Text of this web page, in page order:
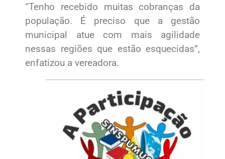
“Tenho recebido muitas cobranças da
população. É preciso que a gestão
municipal atue com mais agilidade
nessas regiões que estão esquecidas”,
enfatizou a vereadora.